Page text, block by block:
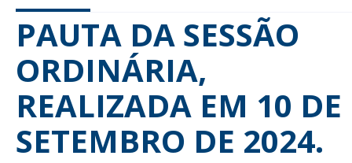
PAUTA DA SESSÃO
ORDINÁRIA,
REALIZADA EM 10 DE
SETEMBRO DE 2024.